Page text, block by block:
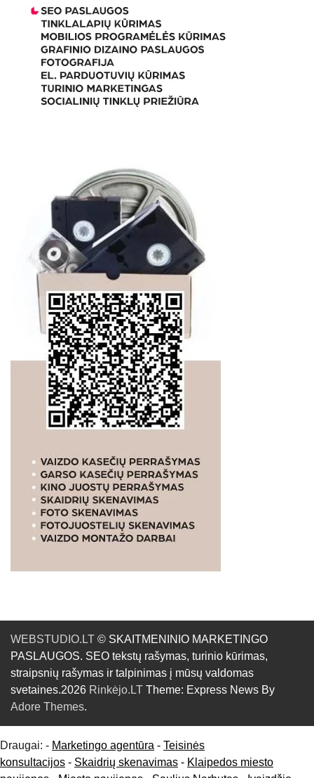
WEBSTUDIO.LT © SKAITMENINIO MARKETINGO
PASLAUGOS. SEO tekstų rašymas, turinio kūrimas,
straipsnių rašymas ir talpinimas į mūsų valdomas
svetaines.2026 Rinkėjo.LT Theme: Express News By
Adore Themes.
Draugai: - Marketingo agentūra - Teisinės
konsultacijos - Skaidrių skenavimas - Klaipedos miesto